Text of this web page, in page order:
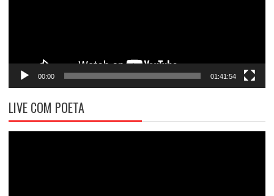
00:00 01:41:54
LIVE COM POETA